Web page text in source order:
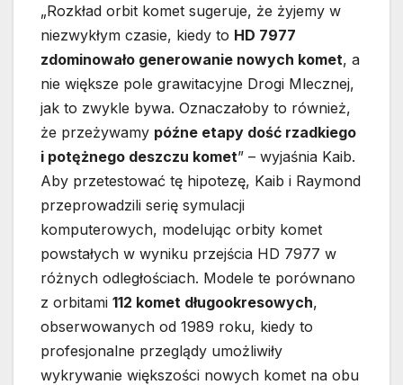
„Rozkład orbit komet sugeruje, że żyjemy w
niezwykłym czasie, kiedy to HD 7977
zdominowało generowanie nowych komet, a
nie większe pole grawitacyjne Drogi Mlecznej,
jak to zwykle bywa. Oznaczałoby to również,
że przeżywamy późne etapy dość rzadkiego
i potężnego deszczu komet” – wyjaśnia Kaib.
Aby przetestować tę hipotezę, Kaib i Raymond
przeprowadzili serię symulacji
komputerowych, modelując orbity komet
powstałych w wyniku przejścia HD 7977 w
różnych odległościach. Modele te porównano
z orbitami 112 komet długookresowych,
obserwowanych od 1989 roku, kiedy to
profesjonalne przeglądy umożliwiły
wykrywanie większości nowych komet na obu